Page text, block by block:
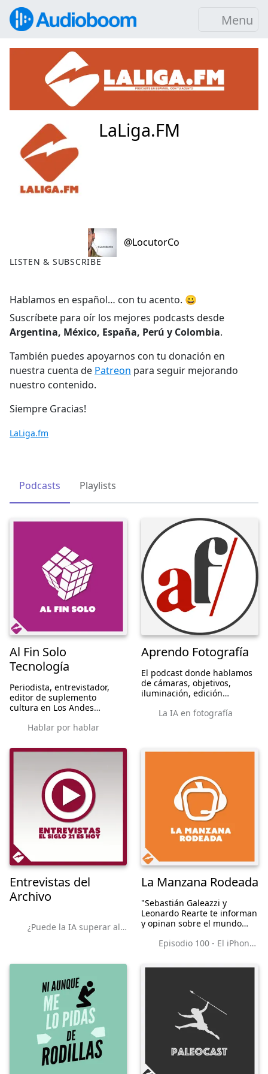
Menu
@LocutorCo
LISTEN & SUBSCRIBE
Hablamos en español… con tu acento. 😀
Suscríbete para oír los mejores podcasts desde
Argentina, México, España, Perú y Colombia.
También puedes apoyarnos con tu donación en
nuestra cuenta de Patreon para seguir mejorando
nuestro contenido.
Siempre Gracias!
LaLiga.fm
LaLiga.FM
Podcasts Playlists
Al Fin Solo
Tecnología
Periodista, entrevistador,
editor de suplemento
cultura en Los Andes
ciento del podcast La
aquí habla solo. Solo de
Hablar por hablar
Aprendo Fotografía
El podcast donde hablamos
de cámaras, objetivos,
iluminación, edición
todo lo que necesitas saber
La IA en fotografía
Entrevistas del
Archivo
¿Puede la IA superar al cerebro humano? Pilar Manchón responde
La Manzana Rodeada
"Sebastián Galeazzi y
Leonardo Rearte te informan
y opinan sobre el mundo
puede hacerlo", dicen ellos
hablando sobre Apple, pero
Episodio 100 - El iPhone de la mala suerte? Keynote!!!